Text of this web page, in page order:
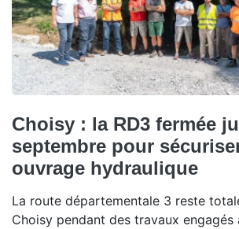
Choisy : la RD3 fermée
septembre pour
ouvrage hydraulique
La route départementale 3 reste
Choisy pendant des travaux engagés